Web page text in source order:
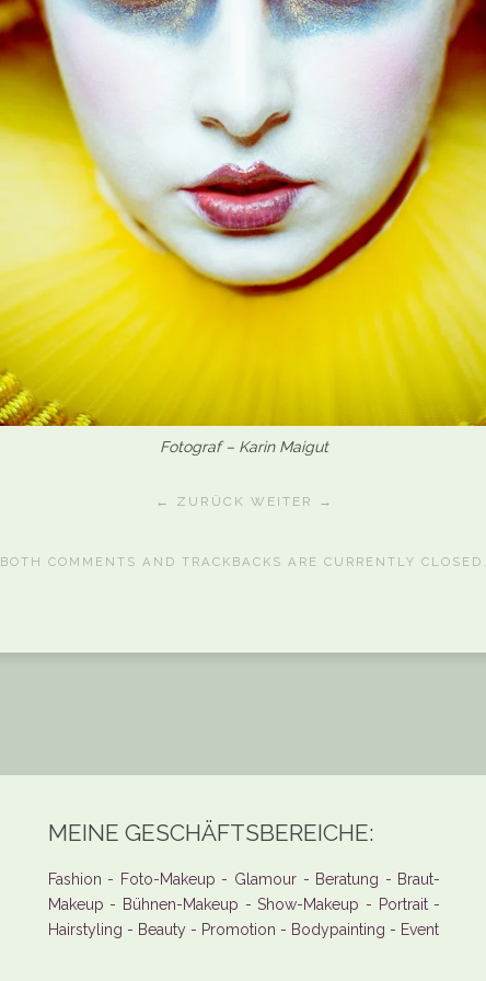
Fotograf – Karin Maigut
← ZURÜCK WEITER →
BOTH COMMENTS AND TRACKBACKS ARE CURRENTLY CLOSED.
MEINE GESCHÄFTSBEREICHE:
Fashion - Foto-Makeup - Glamour - Beratung - Braut-
Makeup - Bühnen-Makeup - Show-Makeup - Portrait -
Hairstyling - Beauty - Promotion - Bodypainting - Event